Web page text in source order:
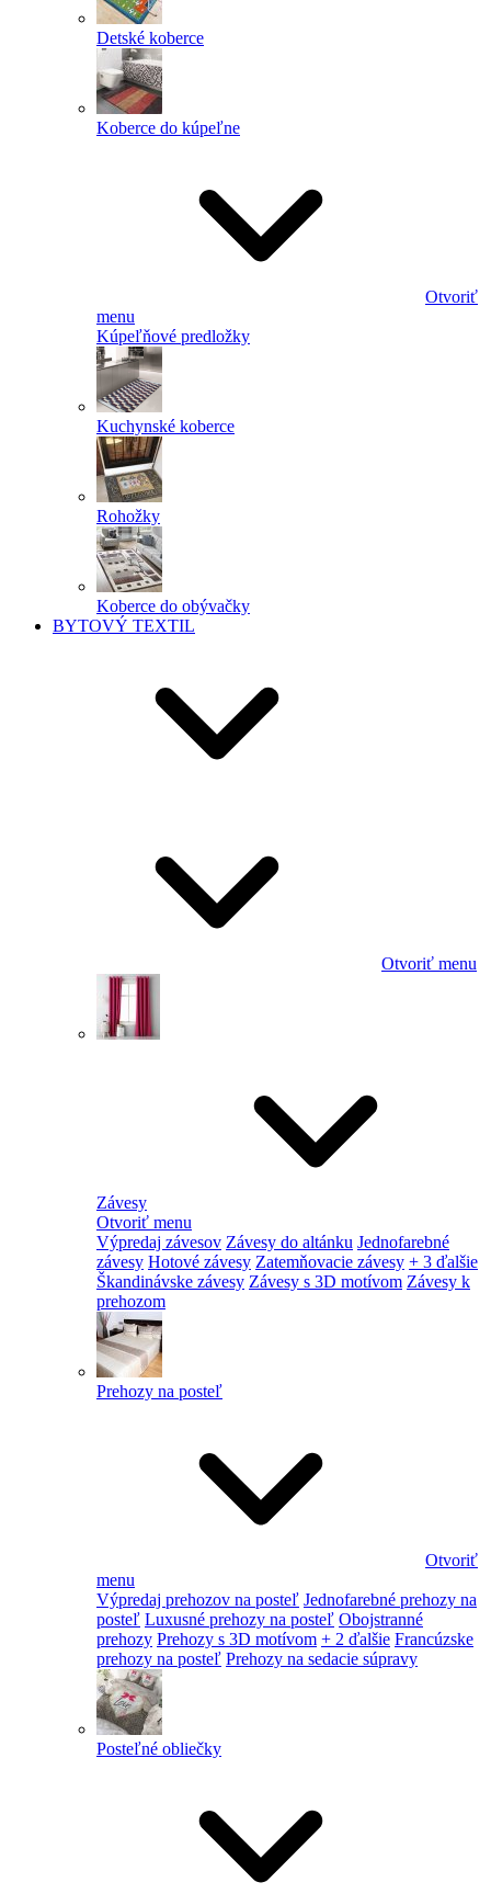
Detské koberce
Koberce do kúpeľne
Otvoriť
menu
Kúpeľňové predložky
Kuchynské koberce
Rohožky
Koberce do obývačky
BYTOVÝ TEXTIL
Otvoriť menu
Závesy
Otvoriť menu
Výpredaj závesov Závesy do altánku Jednofarebné
závesy Hotové závesy Zatemňovacie závesy + 3 ďalšie
Škandinávske závesy Závesy s 3D motívom Závesy k
prehozom
Prehozy na posteľ
Otvoriť
menu
Výpredaj prehozov na posteľ Jednofarebné prehozy na
posteľ Luxusné prehozy na posteľ Obojstranné
prehozy Prehozy s 3D motívom + 2 ďalšie Francúzske
prehozy na posteľ Prehozy na sedacie súpravy
Posteľné obliečky